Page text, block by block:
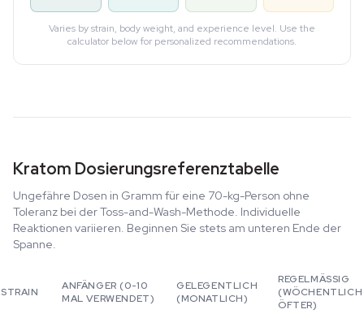
Varies by strain, body weight, and experience level. Use the
calculator below for personalized recommendations.
Kratom Dosierungsreferenztabelle
Ungefähre Dosen in Gramm für eine 70-kg-Person ohne
Toleranz bei der Toss-and-Wash-Methode. Individuelle
Reaktionen variieren. Beginnen Sie stets am unteren Ende der
Spanne.
STRAIN
ANFÄNGER (0-10
MAL VERWENDET)
GELEGENTLICH
(MONATLICH)
REGELMÄSSIG (
WÖCHENTLICH
FTER)